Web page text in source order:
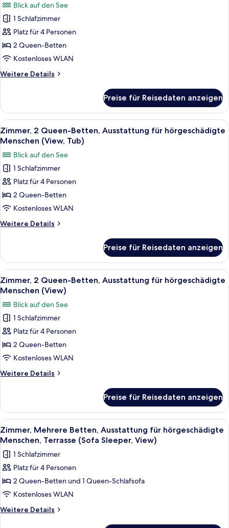
Zimmer,
2 Queen-
Betten,
Ausstattung
für
hörgeschädigte
Menschen
Roll-
in
Shower)
anzeigen
Blick auf den See
1 Schlafzimmer
Platz für 4 Personen
2 Queen-Betten
Kostenloses WLAN
Weitere Details
Weitere
2 Queen-
Betten,
Ausstattung
für
hörgeschädigte
Menschen
(View,
Roll-
in
Shower)
Preise für Reisedaten anzeigen
Alle
Fotos
Zimmer,
2 Queen-
Betten,
Ausstattung
für
hörgeschädigte
Menschen
Tub)
anzeigen
Ein Hotelzimmer mit zwei Betten,
5
Zimmer, 2 Queen-Betten, Ausstattung für hörgeschädigte
Menschen (View, Tub)
Blick auf den See
1 Schlafzimmer
Platz für 4 Personen
2 Queen-Betten
Kostenloses WLAN
Weitere Details
Weitere
2 Queen-
Betten,
Ausstattung
für
hörgeschädigte
Menschen
(View,
Tub)
Preise für Reisedaten anzeigen
Alle
Fotos
Zimmer,
2 Queen-
Betten,
Ausstattung
für
hörgeschädigte
Menschen
anzeigen
Ein Hotelzimmer mit zwei Betten,
5
Zimmer, 2 Queen-Betten, Ausstattung für hörgeschädigte
Menschen (View)
Blick auf den See
1 Schlafzimmer
Platz für 4 Personen
2 Queen-Betten
Kostenloses WLAN
Weitere Details
Weitere
2 Queen-
Betten,
Ausstattung
für
hörgeschädigte
Menschen
(View)
Preise für Reisedaten anzeigen
Alle
Fotos
für
Zimmer,
Mehrere
Betten,
Ausstattung
für
Ein Hotelzimmer mit zwei Betten,
4
Zimmer, Mehrere Betten, Ausstattung für hörgeschädigte
Menschen, Terrasse (Sofa Sleeper, View)
1 Schlafzimmer
Platz für 4 Personen
2 Queen-Betten und 1 Queen-Schlafsofa
Kostenloses WLAN
Weitere Details
Weitere